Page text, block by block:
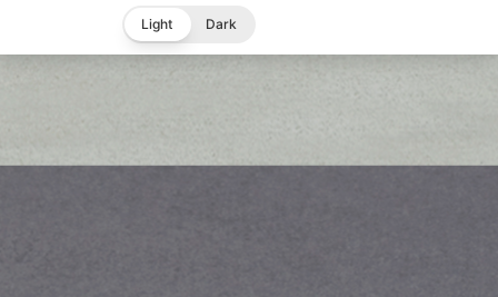
Light Dark